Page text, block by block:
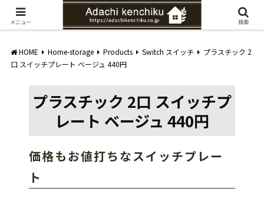
愛知県みよし市の工務店。自然素材を使ったナチュラルな家づくりをご提案
HOME Home-storage Products Switch スイッチ
プラスチック 2
口 スイッチプレート ベージュ 440円
プラスチック 2口 スイッチプ
レート ベージュ 440円
価格もお値打ちなスイッチプレー
ト
メニュー 検索